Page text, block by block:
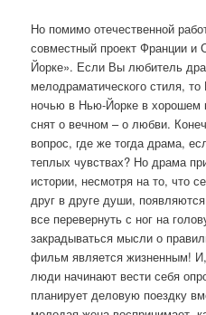
Но помимо отечественной
совместный проект Франции
Йорке». Если Вы любитель
мелодраматического стиля,
ночью в Нью-Йорке в хорошем
снят о вечном – о любви.
вопрос, где же тогда драма,
теплых чувствах? Но драма
истории, несмотря на то, что
друг в друге души,
все перевернуть с ног на
закрадываться мысли о
фильм является жизненным!
люди начинают вести себя
планирует деловую поездку